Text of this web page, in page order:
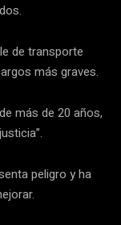
de transporte
más graves.
más de 20 años,
peligro y ha